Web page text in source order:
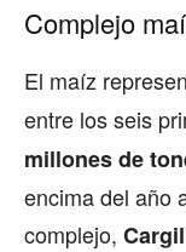
Complejo
El maíz
entre los seis
millones de
encima del año
complejo,